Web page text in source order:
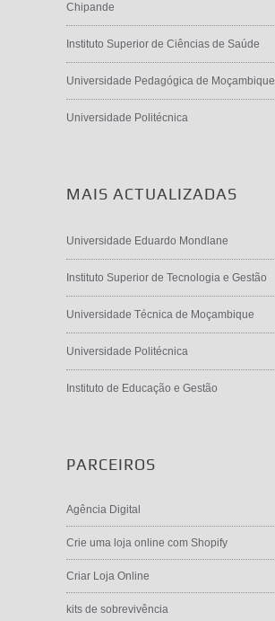
Chipande
Instituto Superior de Ciências de Saúde
Universidade Pedagógica de Moçambique
Universidade Politécnica
MAIS ACTUALIZADAS
Universidade Eduardo Mondlane
Instituto Superior de Tecnologia e Gestão
Universidade Técnica de Moçambique
Universidade Politécnica
Instituto de Educação e Gestão
PARCEIROS
Agência Digital
Crie uma loja online com Shopify
Criar Loja Online
kits de sobrevivência